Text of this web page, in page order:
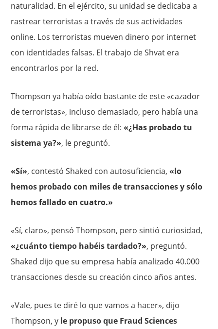
naturalidad. En el ejército, su unidad se dedicaba a
rastrear terroristas a través de sus actividades
online. Los terroristas mueven dinero por internet
con identidades falsas. El trabajo de Shvat era
encontrarlos por la red.
Thompson ya había oído bastante de este «cazador
de terroristas», incluso demasiado, pero había una
forma rápida de librarse de él:«¿Has probado tu
sistema ya?», le preguntó.
«Sí», contestó Shaked con autosuficiencia,«lo
hemos probado con miles de transacciones y sólo
hemos fallado en cuatro.»
«Sí, claro», pensó Thompson, pero sintió curiosidad,
«¿cuánto tiempo habéis tardado?», preguntó.
Shaked dijo que su empresa había analizado 40.000
transacciones desde su creación cinco años antes.
«Vale, pues te diré lo que vamos a hacer», dijo
Thompson, y le propuso que Fraud Sciences